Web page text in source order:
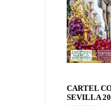
CARTEL
SEVILLA